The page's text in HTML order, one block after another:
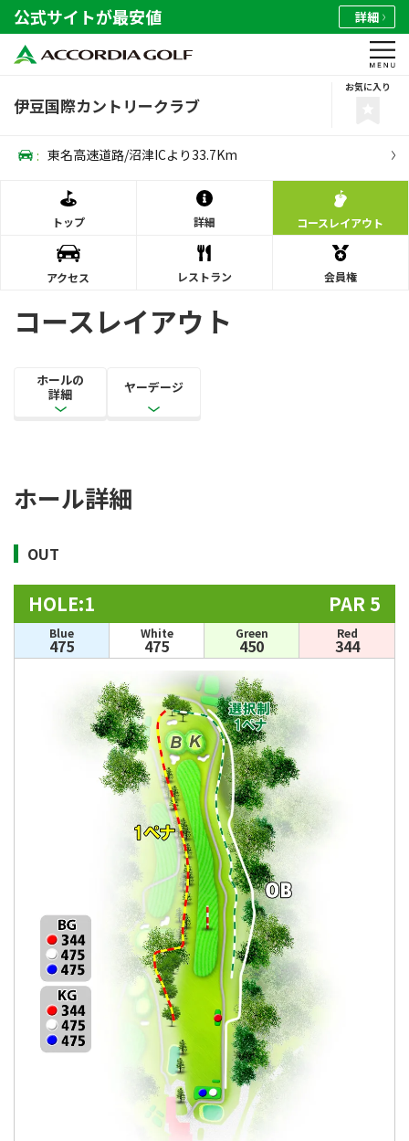
公式サイトが最安値 詳細
伊豆国際カントリークラブ
お気に入り
: 東名高速道路/沼津ICより33.7Km
トップ 詳細 コースレイアウト
アクセス レストラン 会員権
コースレイアウト
ホールの
詳細
ヤーデージ
ホール詳細
OUT
HOLE:1 PAR 5
Blue
475
White
475
Green
450
Red
344